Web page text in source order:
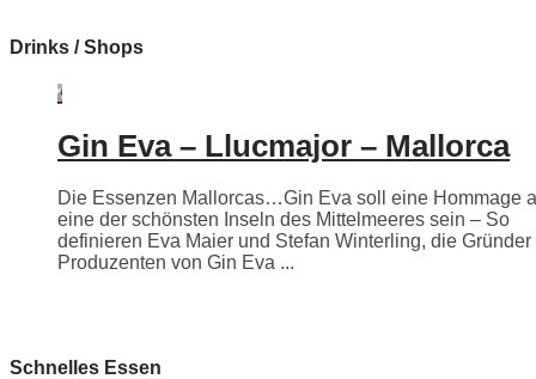
Drinks / Shops
Gin Eva – Llucmajor – Mallorca
Die Essenzen Mallorcas…Gin Eva soll eine Hommage
eine der schönsten Inseln des Mittelmeeres sein – So
definieren Eva Maier und Stefan Winterling, die Gründer
Produzenten von Gin Eva ...
Schnelles Essen